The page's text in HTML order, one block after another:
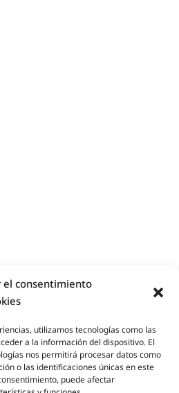
el consentimiento
utilizamos tecnologías como las
a la información del dispositivo. El
nos permitirá procesar datos como
o las identificaciones únicas en este
puede afectar